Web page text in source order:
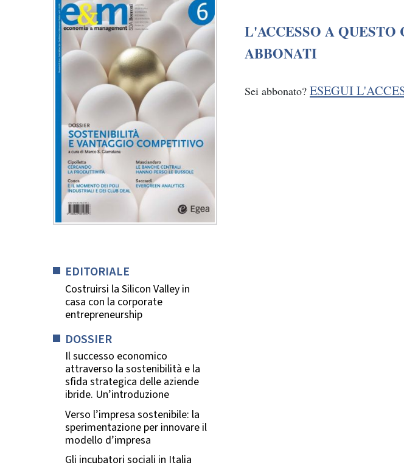
EDITORIALE
Costruirsi la Silicon Valley in
casa con la corporate
entrepreneurship
DOSSIER
Il successo economico
attraverso la sostenibilità e la
sfida strategica delle aziende
ibride. Un’introduzione
Verso l’impresa sostenibile: la
sperimentazione per innovare il
modello d’impresa
Gli incubatori sociali in Italia
L'ACCESSO A
ABBONATI
Sei abbonato? ESEGUI